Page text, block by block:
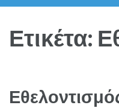
Ετικέτα: